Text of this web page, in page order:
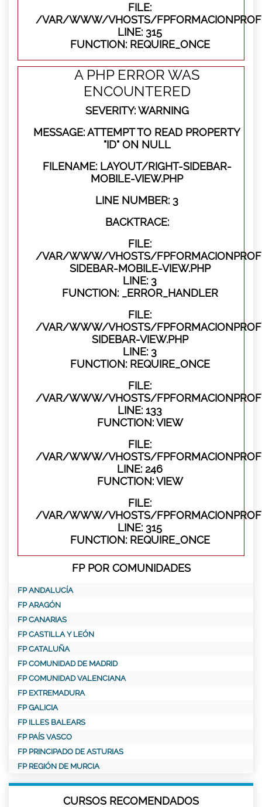
FILE:
/VAR/WWW/VHOSTS/
LINE: 315
FUNCTION: REQUIRE_ONCE
A PHP ERROR WAS
ENCOUNTERED
SEVERITY: WARNING
MESSAGE: ATTEMPT TO READ PROPERTY
"ID" ON NULL
FILENAME: LAYOUT/RIGHT-SIDEBAR-
MOBILE-VIEW.PHP
LINE NUMBER: 3
BACKTRACE:
FILE:
/VAR/WWW/VHOSTS/
SIDEBAR-MOBILE-VIEW.PHP
LINE: 3
FUNCTION: _ERROR_HANDLER
FILE:
/VAR/WWW/VHOSTS/
SIDEBAR-VIEW.PHP
LINE: 3
FUNCTION: REQUIRE_ONCE
FILE:
/VAR/WWW/VHOSTS/
LINE: 133
FUNCTION: VIEW
FILE:
/VAR/WWW/VHOSTS/
LINE: 246
FUNCTION: VIEW
FILE:
/VAR/WWW/VHOSTS/
LINE: 315
FUNCTION: REQUIRE_ONCE
FP POR COMUNIDADES
FP ANDALUCÍA
FP ARAGÓN
FP CANARIAS
FP CASTILLA Y LEÓN
FP CATALUÑA
FP COMUNIDAD DE MADRID
FP COMUNIDAD VALENCIANA
FP EXTREMADURA
FP GALICIA
FP ILLES BALEARS
FP PAÍS VASCO
FP PRINCIPADO DE ASTURIAS
FP REGIÓN DE MURCIA
CURSOS RECOMENDADOS